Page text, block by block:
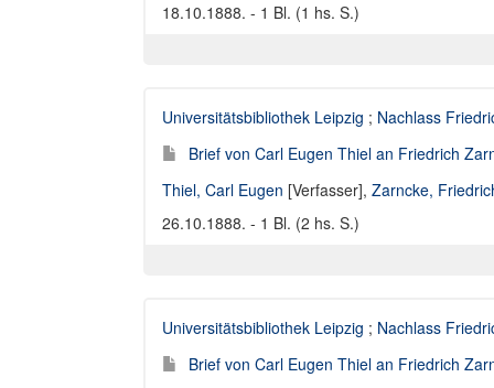
18.10.1888. - 1 Bl. (1 hs. S.)
Universitätsbibliothek Leipzig ; Nachlass
Brief von Carl Eugen Thiel an Friedrich
Thiel, Carl Eugen [Verfasser], Zarncke,
26.10.1888. - 1 Bl. (2 hs. S.)
Universitätsbibliothek Leipzig ; Nachlass
Brief von Carl Eugen Thiel an Friedrich